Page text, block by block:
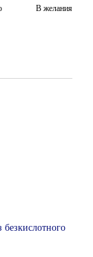
В желания